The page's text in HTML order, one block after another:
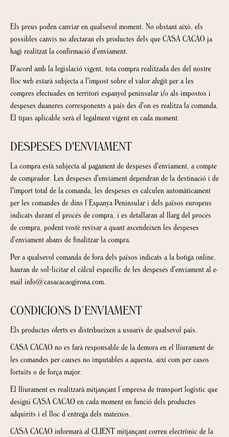
Els preus poden canviar en qualsevol moment. No obstant això, els
possibles canvis no afectaran els productes dels que CASA CACAO ja
hagi realitzat la confirmació d'enviament.
D'acord amb la legislació vigent, tota compra realitzada des del nostre
lloc web estarà subjecta a l'impost sobre el valor afegit per a les
compres efectuades en territori espanyol peninsular i/o als impostos i
despeses duaneres corresponents a país des d'on es realitza la comanda.
El tipus aplicable serà el legalment vigent en cada moment.
DESPESES D'ENVIAMENT
La compra està subjecta al pagament de despeses d'enviament, a compte
de comprador. Les despeses d'enviament dependran de la destinació i de
l'import total de la comanda, les despeses es calculen automàticament
per les comandes de dins l’Espanya Peninsular i dels països europeus
indicats durant el procés de compra, i es detallaran al llarg del procés
de compra, podent vostè revisar a quant ascendeixen les despeses
d'enviament abans de finalitzar la compra.
Per a qualsevol comanda de fora dels països indicats a la botiga online,
hauran de sol·licitar el càlcul específic de les despeses d'enviament al e-
mail info@casacacaogirona.com.
CONDICIONS D’ENVIAMENT
Els productes oferts es distribueixen a usuaris de qualsevol país.
CASA CACAO no es farà responsable de la demora en el lliurament de
les comandes per causes no imputables a aquesta, així com per casos
fortuïts o de força major.
El lliurament es realitzarà mitjançant l’empresa de transport logístic que
designi CASA CACAO en cada moment en funció dels productes
adquirits i el lloc d’entrega dels mateixos.
CASA CACAO informarà al CLIENT mitjançant correu electrònic de la